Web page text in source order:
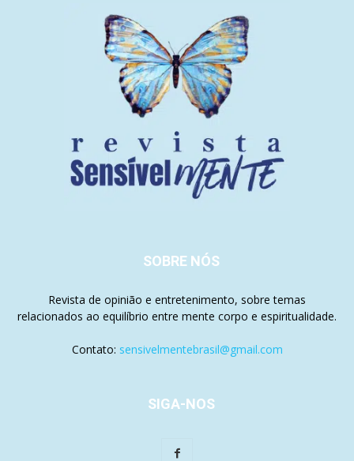
SOBRE NÓS
Revista de opinião e entretenimento, sobre temas
relacionados ao equilíbrio entre mente corpo e espiritualidade.
Contato: sensivelmentebrasil@gmail.com
SIGA-NOS